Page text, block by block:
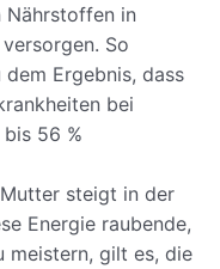
Nährstoffen in
So
Ergebnis, dass
bei
56 %
steigt in der
Energie raubende,
meistern, gilt es, die